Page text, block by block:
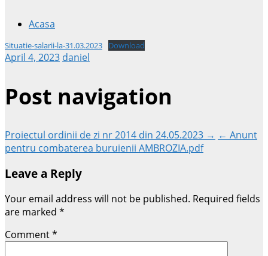
Acasa
Situatie-salarii-la-31.03.2023 Download
April 4, 2023 daniel
Post navigation
Proiectul ordinii de zi nr 2014 din 24.05.2023 → ← Anunt
pentru combaterea buruienii AMBROZIA.pdf
Leave a Reply
Your email address will not be published. Required fields
are marked *
Comment*